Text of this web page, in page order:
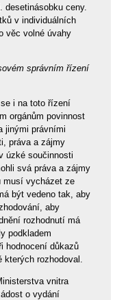
ceny.
v individuálních
věc volné úvahy
správním řízení
i na toto řízení
orgánům povinnost
jinými právními
práva a zájmy
úzké součinnosti
svá práva a zájmy
musí vycházet ze
být vedeno tak, aby
aby
rozhodnutí má
podkladem
hodnocení důkazů
rozhodoval.
vnitra
o vydání